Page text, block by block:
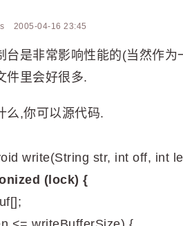
2005-04-16 23:45
台是非常影响性能的(当然作为
件里会好很多.
么,你可以源代码.
write(String str, int off, int
(lock) {